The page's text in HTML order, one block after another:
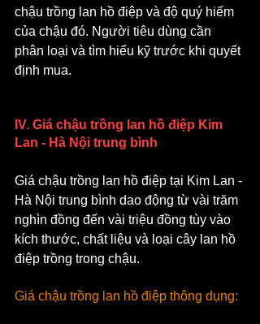
chậu trồng lan hồ điệp và độ quý hiếm
của chậu đó. Người tiêu dùng cần
phân loại và tìm hiểu kỹ trước khi quyết
định mua.
IV. Giá chậu trồng lan hồ điệp Kim
Lan - Hà Nội trung bình
Giá chậu trồng lan hồ điệp tại Kim Lan -
Hà Nội trung bình dao động từ vài trăm
nghìn đồng đến vài triệu đồng tùy vào
kích thước, chất liệu và loại cây lan hồ
điệp trồng trong chậu.
Giá chậu trồng lan hồ điệp thông dụng: